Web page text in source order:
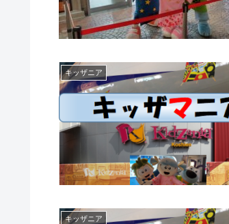
キッザニア
キッザニア